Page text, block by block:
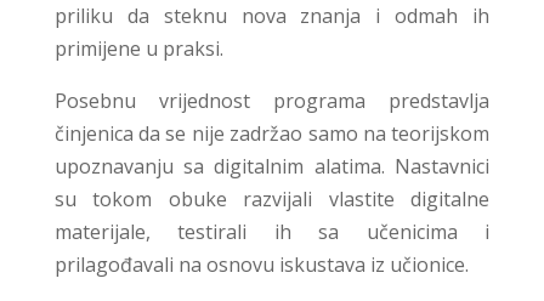
priliku da steknu nova znanja i odmah ih
primijene u praksi.
Posebnu vrijednost programa predstavlja
činjenica da se nije zadržao samo na teorijskom
upoznavanju sa digitalnim alatima. Nastavnici
su tokom obuke razvijali vlastite digitalne
materijale, testirali ih sa učenicima i
prilagođavali na osnovu iskustava iz učionice.